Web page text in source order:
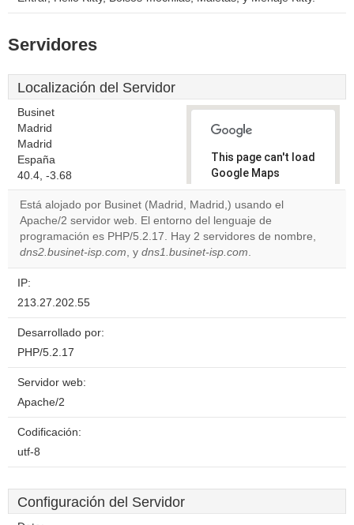
Servidores
Localización del Servidor
Businet
Madrid
Madrid
España
40.4, -3.68
This page can't load
Google Maps
correctly.
Do you
own this
website?
OK
Está alojado por Businet (Madrid, Madrid,) usando el
Apache/2 servidor web. El entorno del lenguaje de
programación es PHP/5.2.17. Hay 2 servidores de nombre,
dns2.businet-isp.com, y dns1.businet-isp.com.
IP:
213.27.202.55
Desarrollado por:
PHP/5.2.17
Servidor web:
Apache/2
Codificación:
utf-8
Configuración del Servidor